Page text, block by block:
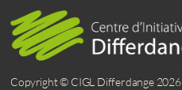
Copyright © CIGL Differdange 2026